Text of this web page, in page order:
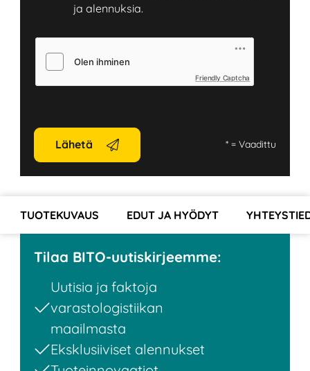
ja alennuksia.
Friendly Captcha
Lähetä *= Vaadittu
TUOTEKUVAUS EDUT JA HYÖDYT
Tilaa BITO-uutiskirjeemme:
Uutisia ja faktoja
varastologistiikan
maailmasta
Eksklusiiviset alennukset